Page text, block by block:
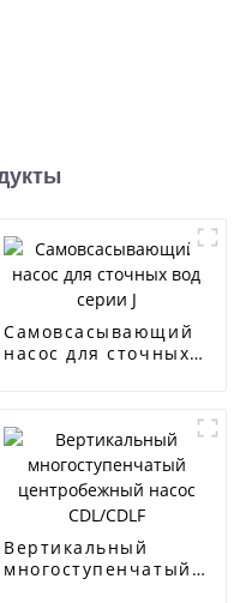
Самовсасывающий
насос для сточных
Вертикальный
многоступенчатый